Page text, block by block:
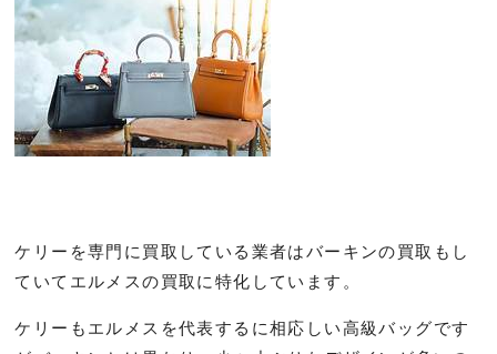
ケリーを専門に買取している業者はバーキンの買取もし
ていてエルメスの買取に特化しています。
ケリーもエルメスを代表するに相応しい高級バッグです